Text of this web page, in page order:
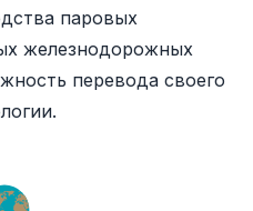
паровых
железнодорожных
перевода своего